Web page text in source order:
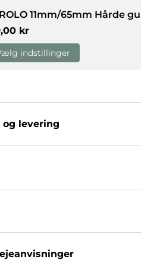
11mm/65mm Hårde
kr
indstillinger
og levering